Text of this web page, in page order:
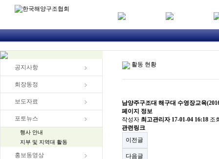
공지사항
회장동정
보도자료
포토뉴스
행사 안내
지부 및 지역대 활동
홍보동영상
활동 현황
남양주구조대 해구대 수영장교육
페이지 정보
작성자 최고관리자 17-01-04 16:18 조
관련링크
이전글
다음글